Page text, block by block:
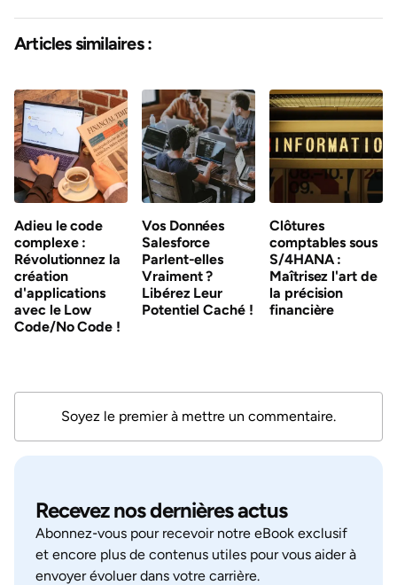
Articles similaires :
Adieu le code
complexe :
Révolutionnez la
création
d'applications
avec le Low
Code/No Code !
Vos Données
Salesforce
Parlent-elles
Vraiment ?
Libérez Leur
Potentiel Caché !
Clôtures
comptables sous
S/4HANA :
Maîtrisez l'art de
la précision
financière
Soyez le premier à mettre un commentaire.
Recevez nos dernières actus
Abonnez‑vous pour recevoir notre eBook exclusif
et encore plus de contenus utiles pour vous aider à
envoyer évoluer dans votre carrière.